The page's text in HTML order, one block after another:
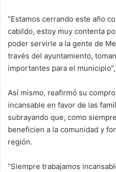
“Estamos cerrando este año
cabildo, estoy muy contenta
poder servirle a la gente de
través del ayuntamiento,
importantes para el
Así mismo, reafirmó su
incansable en favor de las
subrayando que, como
beneficien a la comunidad y
región.
“Siempre trabajamos